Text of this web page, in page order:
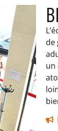
de
un